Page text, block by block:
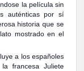
la película sin
auténticas por sí
historia que se
mostrado en el
a los españoles
francesa Juliete